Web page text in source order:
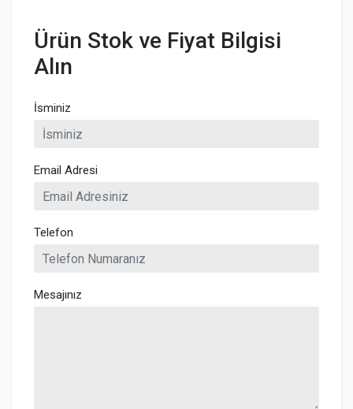
Ürün Stok ve Fiyat Bilgisi
Alın
İsminiz
Email Adresi
Telefon
Mesajınız